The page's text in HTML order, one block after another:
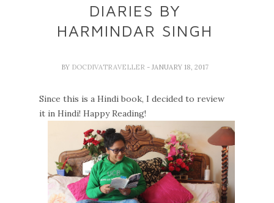
DIARIES BY
HARMINDAR SINGH
BY DOCDIVATRAVELLER - JANUARY 18, 2017
Since this is a Hindi book, I decided to review
it in Hindi! Happy Reading!